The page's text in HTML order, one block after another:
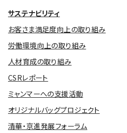
サステナビリティ
お客さま満足度向上の取り組み
労働環境向上の取り組み
人材育成の取り組み
CSRレポート
ミャンマーへの支援活動
オリジナルバッグプロジェクト
清華・京進発展フォーラム